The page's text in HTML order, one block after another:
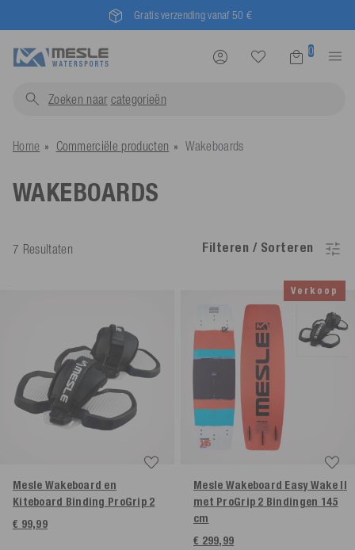
Mesle® - since 1955
0
Zoeken naar catego
Home Commerciële producten Wakeboards
WAKEBOARDS
7 Resultaten Filteren / Sorteren
Mesle Wakeboard en
Kiteboard Binding ProGrip 2
€ 99,99
Verkoop
Mesle Wakeboard Easy Wake II
met ProGrip 2 Bindingen 145
cm
€ 299,99